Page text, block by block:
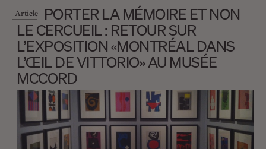
Herzog, un pilote d’hélicoptère
est dépêché sur les lieux où a
été retrouvé et abattu l’animal
qui a tué «l’ami des ours»,
Timothy Treadwell, et sa
compagne Amie Huguenard, en
octobre 2003. Il explique dans le
documentaire qu’une fois la
bête éviscérée, on a découvert…
Article
PORTER LA MÉMOIRE ET NON
LE CERCUEIL : RETOUR SUR
L’EXPOSITION «MONTRÉAL DANS
L’ŒIL DE VITTORIO» AU MUSÉE
MCCORD